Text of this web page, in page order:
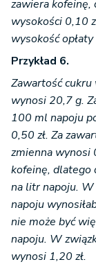
wysokości 0,10
wysokość
Przykład 6.
Zawartość
wynosi 20,7 g.
100 ml napoju
0,50 zł. Za
zmienna wynosi
kofeinę, dlatego
na litr napoju. W
napoju
nie może być
napoju. W
wynosi 1,20 zł.